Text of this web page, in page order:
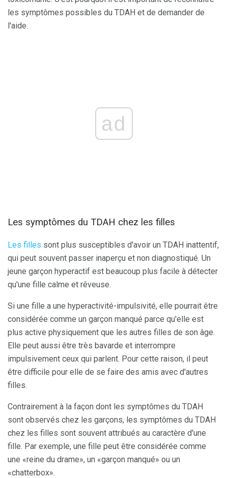
les symptômes possibles du TDAH et de demander de
l'aide.
ad
Les symptômes du TDAH chez les filles
Les filles sont plus susceptibles d'avoir un TDAH inattentif,
qui peut souvent passer inaperçu et non diagnostiqué. Un
jeune garçon hyperactif est beaucoup plus facile à détecter
qu'une fille calme et rêveuse.
Si une fille a une hyperactivité-impulsivité, elle pourrait être
considérée comme un garçon manqué parce qu'elle est
plus active physiquement que les autres filles de son âge.
Elle peut aussi être très bavarde et interrompre
impulsivement ceux qui parlent. Pour cette raison, il peut
être difficile pour elle de se faire des amis avec d'autres
filles.
Contrairement à la façon dont les symptômes du TDAH
sont observés chez les garçons, les symptômes du TDAH
chez les filles sont souvent attribués au caractère d'une
fille. Par exemple, une fille peut être considérée comme
une «reine du drame», un «garçon manqué» ou un
«chatterbox».